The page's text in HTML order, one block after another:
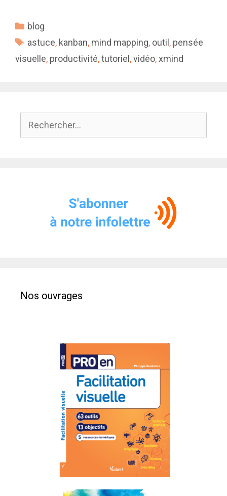
Catégories
blog
Étiquettes
astuce, kanban, mind mapping, outil , pensée
visuelle, productivité,tutoriel ,vidéo,xmind
Nos ouvrages